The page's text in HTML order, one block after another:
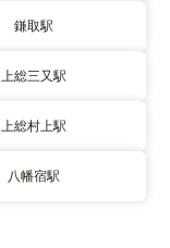
鎌取駅
上総三又駅
上総村上駅
八幡宿駅